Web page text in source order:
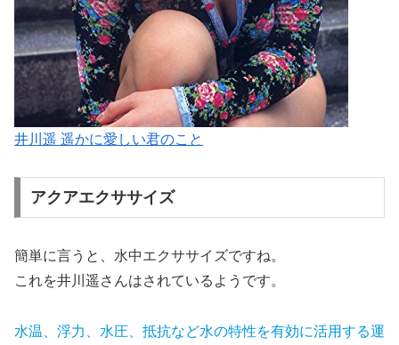
井川遥 遥かに愛しい君のこと
アクアエクササイズ
簡単に言うと、水中エクササイズですね。
これを井川遥さんはされているようです。
水温、浮力、水圧、抵抗など水の特性を有効に活用する運